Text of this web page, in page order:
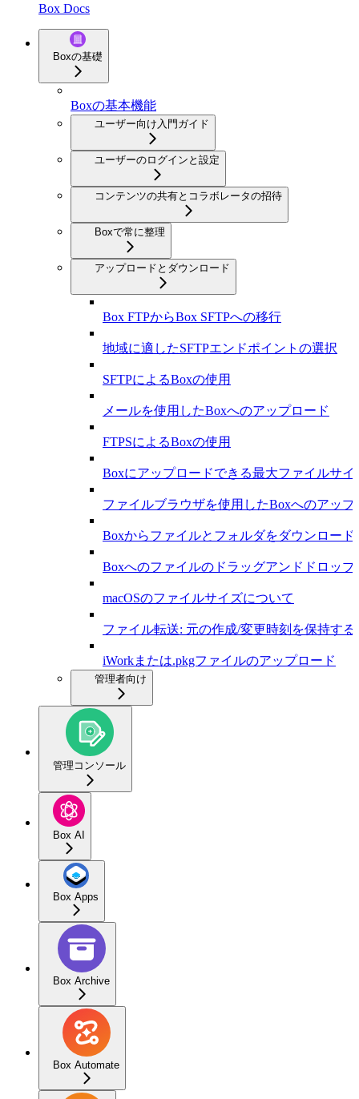
Box Docs
Boxの基礎
Boxの基本機能
ユーザー向け入門ガイド
ユーザーのログインと設定
コンテンツの共有とコラボレータの招待
Boxで常に整理
アップロードとダウンロード
Box FTPからBox SFTPへの移行
地域に適したSFTPエンドポイントの選択
SFTPによるBoxの使用
メールを使用したBoxへのアップロード
FTPSによるBoxの使用
Boxにアップロードできる最大ファイルサイ
ファイルブラウザを使用したBoxへのアップ
Boxからファイルとフォルダをダウンロード
Boxへのファイルのドラッグアンドドロップ
macOSのファイルサイズについて
ファイル転送: 元の作成/変更時刻を保持する
iWorkまたは.pkgファイルのアップロード
管理者向け
管理コンソール
Box AI
Box Apps
Box Archive
Box Automate